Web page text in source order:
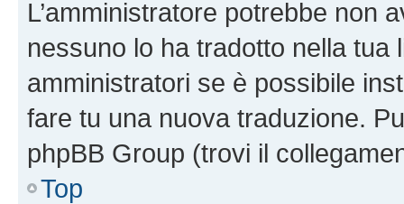
L’amministratore potrebbe non
nessuno lo ha tradotto nella tua
amministratori se è possibile
fare tu una nuova traduzione.
phpBB Group (trovi il
Top